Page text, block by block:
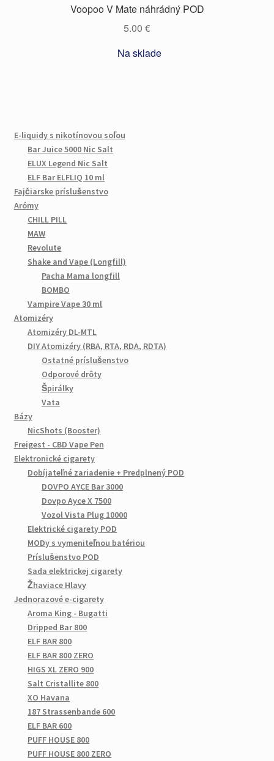
Voopoo V Mate náhrádný POD
5.00 €
Na sklade
E-liquidy s nikotínovou soľou
Bar Juice 5000 Nic Salt
ELUX Legend Nic Salt
ELF Bar ELFLIQ 10 ml
Fajčiarske príslušenstvo
Arómy
CHILL PILL
MAW
Revolute
Shake and Vape (Longfill)
Pacha Mama longfill
BOMBO
Vampire Vape 30 ml
Atomizéry
Atomizéry DL-MTL
DIY Atomizéry (RBA, RTA, RDA, RDTA)
Ostatné príslušenstvo
Odporové drôty
Špirálky
Vata
Bázy
NicShots (Booster)
Freigest - CBD Vape Pen
Elektronické cigarety
Dobíjateľné zariadenie + Predplnený POD
DOVPO AYCE Bar 3000
Dovpo Ayce X 7500
Vozol Vista Plug 10000
Elektrické cigarety POD
MODy s vymeniteľnou batériou
Príslušenstvo POD
Sada elektrickej cigarety
Žhaviace Hlavy
Jednorazové e-cigarety
Aroma King - Bugatti
Dripped Bar 800
ELF BAR 800
ELF BAR 800 ZERO
HIGS XL ZERO 900
Salt Cristallite 800
XO Havana
187 Strassenbande 600
ELF BAR 600
PUFF HOUSE 800
PUFF HOUSE 800 ZERO